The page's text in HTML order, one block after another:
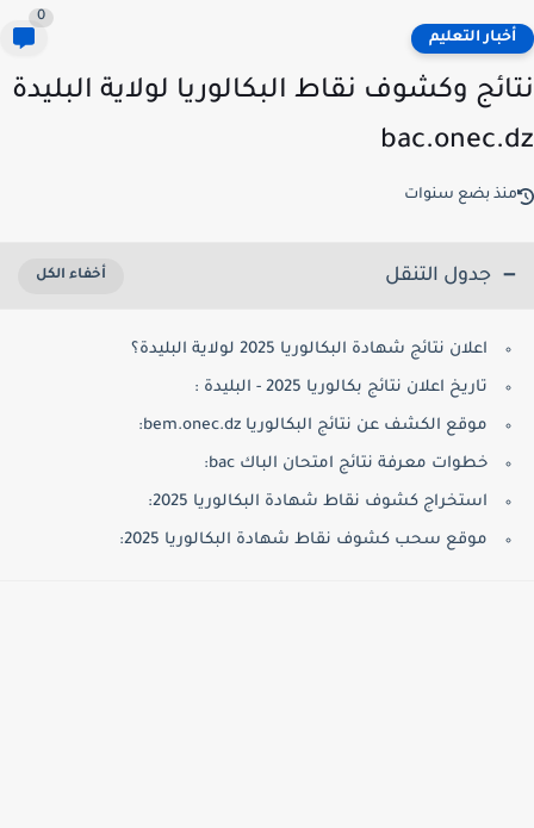
التعليم
وكشوف نقاط البكالوريا لولاية البليدة
بضع سنوات
جدول التنقل
اعلان نتائج شهادة البكالوريا 2025 لولاية البليدة؟
تاريخ اعلان نتائج بكالوريا 2025 - البليدة :
موقع الكشف عن نتائج البكالوريا bem.onec.dz:
خطوات معرفة نتائج امتحان الباك bac:
استخراج كشوف نقاط شهادة البكالوريا 2025:
موقع سحب كشوف نقاط شهادة البكالوريا 2025: